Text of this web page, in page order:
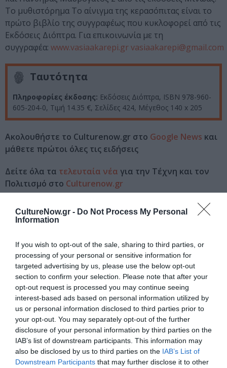
CultureNow.gr - Do Not Process My Personal
Information
If you wish to opt-out of the sale, sharing to third parties, or
processing of your personal or sensitive information for
targeted advertising by us, please use the below opt-out
section to confirm your selection. Please note that after your
opt-out request is processed you may continue seeing
interest-based ads based on personal information utilized by
us or personal information disclosed to third parties prior to
your opt-out. You may separately opt-out of the further
disclosure of your personal information by third parties on the
IAB’s list of downstream participants. This information may
also be disclosed by us to third parties on the IAB’s List of
Downstream Participants that may further disclose it to other
Το μυθιστόρημα Το αίνιγμα της κερασόπιτας είναι το
πρώτο βιβλίο της συγγραφέως που κυκλοφορεί από τις
Εκδόσεις Διόπτρα. Για επικοινωνία με τη
συγγραφέα: www.vasiaakarepi.grvasiaakarepi@gmail.com
Ταυτότητα
Πληροφορίες έκδοσης: Εκδόσεις Διόπτρα, ISBN 978-960-
605-204-0, Τιμή 14.35 €, Σελίδες 424, Μέγεθος 140 x 205
Ακολουθήστε το Culturenow.gr στο Google News και
μάθετε πρώτοι όλες τις ειδήσεις
Δείτε όλα τα τελευταία νέα για την Τέχνη και τον
Πολιτισμό στο Culturenow.gr
Νέοι Διαγωνισμοί❯
ΕΚΔΟΣΕΙΣ ΔΙΟΠΤΡΑ ΕΚΔΟΣΕΙΣ ΜΙΝΩΑΣ
Newsletter
Κάθε βδομάδα στο e-mail σας τα τελευταία νέα για
την Τέχνη και τον Πολιτισμό!